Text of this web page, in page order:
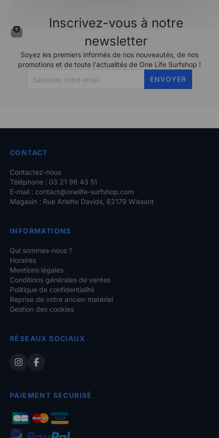
Inscrivez-vous à notre
newsletter
Soyez les premiers informés de nos nouveautés, de nos
promotions et de toute l'actualités de One Life Surfshop !
ENVOYER
CONTACT
Contactez-nous
Téléphone : 03 21 96 43 51
E-mail : contact@onelife-surfshop.com
Magasin : Rue Arlette Davids, 62179 Wissant
INFORMATIONS
Qui sommes-nous ?
Horaires
Mentions légales
Conditions générales de ventes
Politique de confidentialité
Reprise de votre ancien matériel
Gestion des cookies
RÉSEAUX SOCIAUX
PAIEMENT SÉCURISÉ